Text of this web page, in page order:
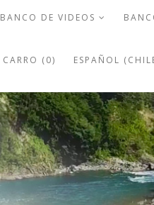
BANCO DE VIDEOS
CARRO (0) ESPAÑOL